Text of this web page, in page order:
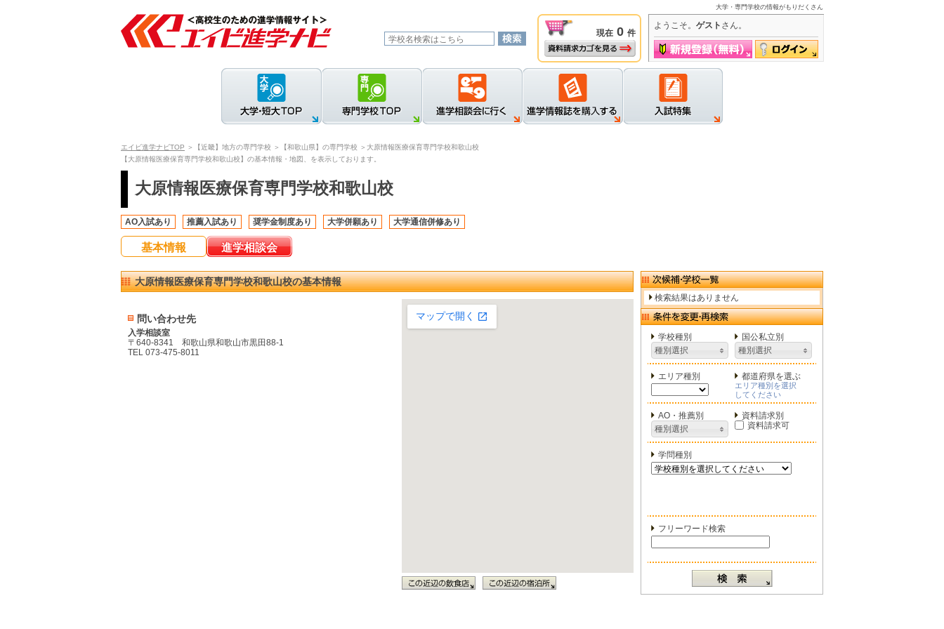
大学・専門学校の情報がもりだくさん
現在 0 件
資料請求カゴを見る
新規登録 ログイン
ようこそ。 ゲスト さん。
エイビ進学ナビTOP ＞【近畿】地方の専門学校 ＞【和歌山県】の専門学校 ＞大原情報医療保育専門学校和歌山校
【大原情報医療保育専門学校和歌山校】の基本情報・地図、を表示しております。
大原情報医療保育専門学校和歌山校
AO入試あり 推薦入試あり 奨学金制度あり 大学併願あり 大学通信併修あり
基本情報 進学相談会
大原情報医療保育専門学校和歌山校の基本情報
問い合わせ先
入学相談室
〒640-8341 和歌山県和歌山市黒田88-1
TEL 073-475-8011
検索結果はありません
学校種別
種別選択
国公私立別
種別選択
エリア種別 都道府県を選ぶ
エリア種別を選択
してください
AO・推薦別
種別選択
資料請求別
資料請求可
学問種別
フリーワード検索